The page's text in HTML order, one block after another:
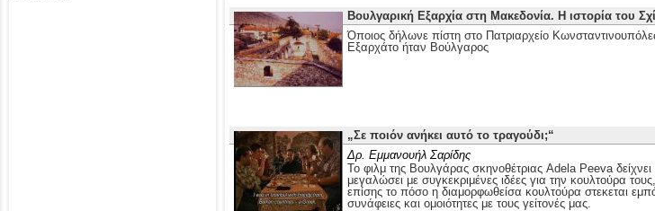
Βουλγαρική Εξαρχία στη Μακεδονία. Η ιστορία του
Όποιος δήλωνε πίστη στο Πατριαρχείο
Εξαρχάτο ήταν Βούλγαρος
„Σε ποιόν ανήκει αυτό το τραγούδι;“
Δρ. Εμμανουήλ Σαρίδης
Το φιλμ της Βουλγάρας σκηνοθέτριας Adela Peeva
μεγαλώσει με συγκεκριμένες ιδέες για την κουλτούρα
επίσης το πόσο η διαμορφωθείσα κουλτούρα στεκεται
συνάφειες και ομοιότητες με τους γείτονές μας.